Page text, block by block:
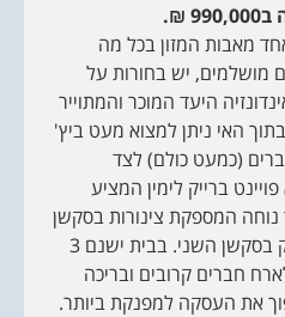
מאבות המזון בכל מה
מושלמים, יש בחורות על
היעד המוכר והמתוייר
האי ניתן למצוא מעט ביץ'
(כמעט כולם) לצד
ברייק לימין המציע
המספקת צינורות בסקשן
הראשון והזדמנות לאייר ענק בסקשן השני. בבית ישנם 3
חברים קרובים ובריכה
את העסקה למפנקת ביותר.